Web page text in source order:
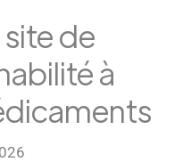
de
à